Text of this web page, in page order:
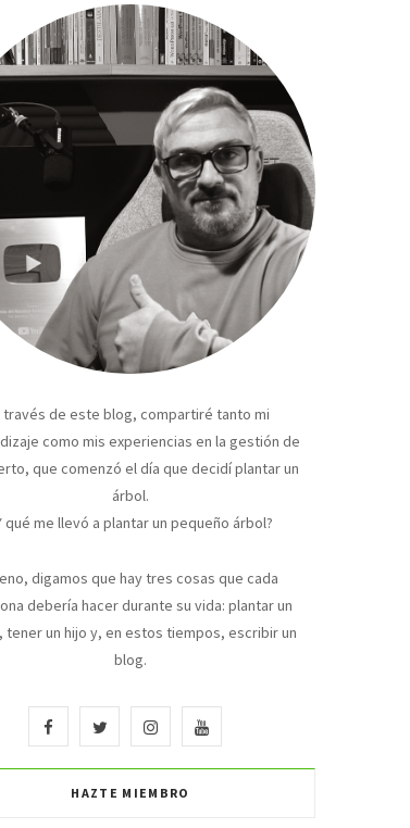
través de este blog, compartiré tanto mi
como mis experiencias en la gestión de
que comenzó el día que decidí plantar un
árbol.
qué me llevó a plantar un pequeño árbol?
digamos que hay tres cosas que cada
debería hacer durante su vida: plantar un
tener un hijo y, en estos tiempos, escribir un
blog.
a
T
w
I
n
Y
o
HAZTE MIEMBRO